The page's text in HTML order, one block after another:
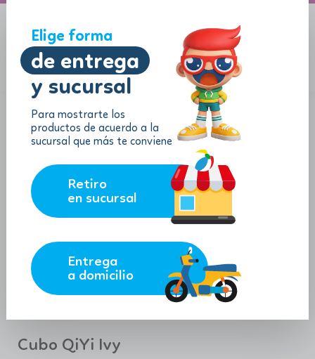
Elige forma
de entrega
y sucursal
Para mostrarte los
productos de acuerdo a la
sucursal que más te conviene
Retiro
en sucursal
Entrega
a domicilio
Cubo QiYi Ivy